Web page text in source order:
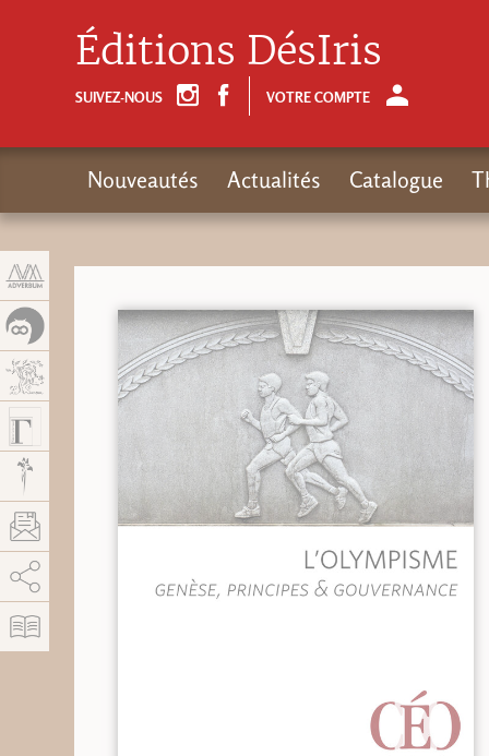
Éditions DésIris
SUIVEZ-NOUS VOTRE COMPTE
Nouveautés Actualités Catalogue